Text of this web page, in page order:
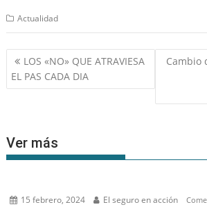
Actualidad
Navegación
de
entradas
LOS «NO» QUE ATRAVIESA
EL PAS CADA DIA
Cambio
Ver más
15 febrero, 2024 El seguro en acción